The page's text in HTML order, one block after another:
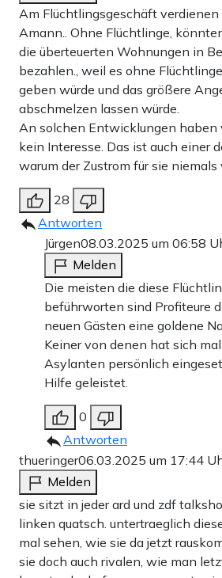
Am Flüchtlingsgeschäft verdienen
Amann.. Ohne Flüchtlinge,
die überteuerten Wohnungen in
bezahlen., weil es ohne
geben würde und das größere
abschmelzen lassen würde.
An solchen Entwicklungen haben
kein Interesse. Das ist auch einer
warum der Zustrom für sie niemals
28
Antworten
Jürgen08.03.2025 um 06:58
Melden
Die meisten die diese
beführworten sind Profiteure
neuen Gästen eine goldene
Keiner von denen hat sich
Asylanten persönlich
Hilfe geleistet.
0
Antworten
thueringer06.03.2025 um 17:44
Melden
sie sitzt in jeder ard und zdf
linken quatsch. untertraeglich
mal sehen, wie sie da jetzt
sie doch auch rivalen, wie man